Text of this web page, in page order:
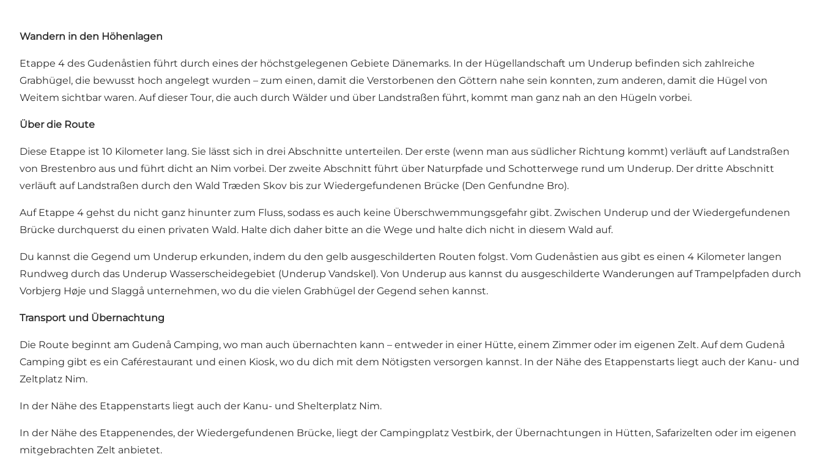
Wandern in den Höhenlagen
Etappe 4 des Gudenåstien führt durch eines der höchstgelegenen Gebiete Dänemarks. In der Hügellandschaft um Underup befinden sich zahlreiche
Grabhügel, die bewusst hoch angelegt wurden – zum einen, damit die Verstorbenen den Göttern nahe sein konnten, zum anderen, damit die Hügel von
Weitem sichtbar waren. Auf dieser Tour, die auch durch Wälder und über Landstraßen führt, kommt man ganz nah an den Hügeln vorbei.
Über die Route
Diese Etappe ist 10 Kilometer lang. Sie lässt sich in drei Abschnitte unterteilen. Der erste (wenn man aus südlicher Richtung kommt) verläuft auf Landstraßen
von Brestenbro aus und führt dicht an Nim vorbei. Der zweite Abschnitt führt über Naturpfade und Schotterwege rund um Underup. Der dritte Abschnitt
verläuft auf Landstraßen durch den Wald Træden Skov bis zur Wiedergefundenen Brücke (Den Genfundne Bro).
Auf Etappe 4 gehst du nicht ganz hinunter zum Fluss, sodass es auch keine Überschwemmungsgefahr gibt. Zwischen Underup und der Wiedergefundenen
Brücke durchquerst du einen privaten Wald. Halte dich daher bitte an die Wege und halte dich nicht in diesem Wald auf.
Du kannst die Gegend um Underup erkunden, indem du den gelb ausgeschilderten Routen folgst. Vom Gudenåstien aus gibt es einen 4 Kilometer langen
Rundweg durch das Underup Wasserscheidegebiet (Underup Vandskel). Von Underup aus kannst du ausgeschilderte Wanderungen auf Trampelpfaden durch
Vorbjerg Høje und Slaggå unternehmen, wo du die vielen Grabhügel der Gegend sehen kannst.
Transport und Übernachtung
Die Route beginnt am Gudenå Camping, wo man auch übernachten kann – entweder in einer Hütte, einem Zimmer oder im eigenen Zelt. Auf dem Gudenå
Camping gibt es ein Caférestaurant und einen Kiosk, wo du dich mit dem Nötigsten versorgen kannst. In der Nähe des Etappenstarts liegt auch der Kanu- und
Zeltplatz Nim.
In der Nähe des Etappenstarts liegt auch der Kanu- und Shelterplatz Nim.
In der Nähe des Etappenendes, der Wiedergefundenen Brücke, liegt der Campingplatz Vestbirk, der Übernachtungen in Hütten, Safarizelten oder im eigenen
mitgebrachten Zelt anbietet.